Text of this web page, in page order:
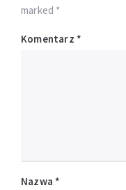
marked *
Komentarz *
Nazwa *